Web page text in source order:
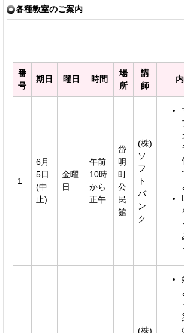
各種教室のご案内
番
号
期日 曜日 時間
場
所
講
師
1
6月
5日
(中
止)
金曜
日
午前
10時
から
正午
岱
明
町
公
民
館
(株)
ソ
フ
ト
バ
ン
ク
(株)